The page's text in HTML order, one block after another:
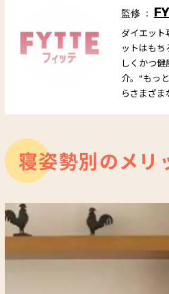
監修 ：
ダイエット
ットはも
しくかつ
介。“もっ
らさまざま
寝姿勢別のメリ